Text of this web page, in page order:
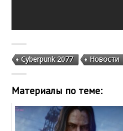
Cyberpunk 2077 Новости
Материалы по теме: